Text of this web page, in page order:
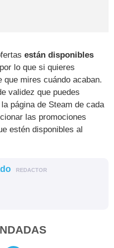
están disponibles
lo que si quieres
que mires cuándo acaban.
validez que puedes
página de Steam de cada
las promociones
estén disponibles al
REDACTOR